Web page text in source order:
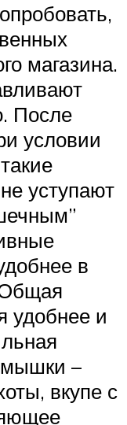
магазина.
После
условии
уступают
в
Общая
удобнее и
–
вкупе с